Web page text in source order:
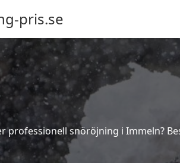
pris.se
professionell snöröjning i Immeln?